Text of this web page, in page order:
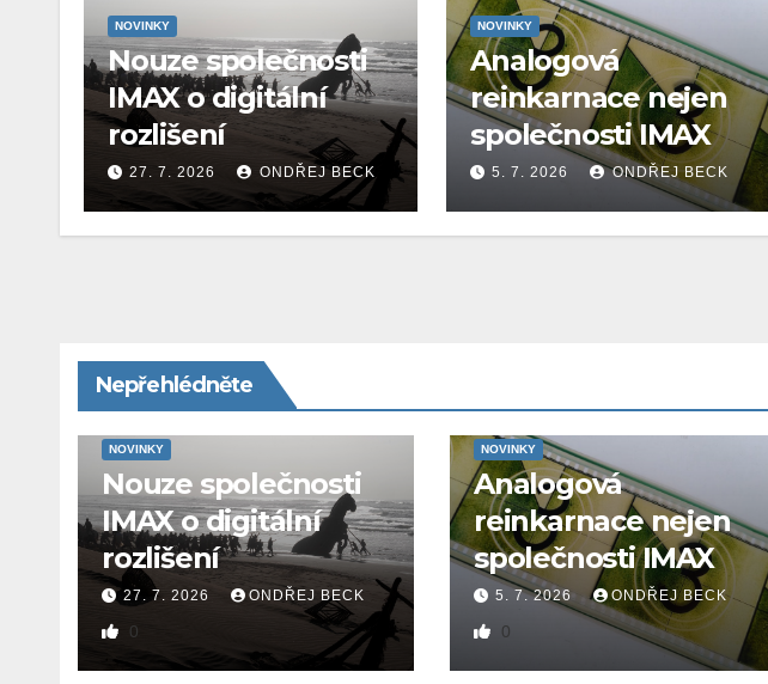
NOVINKY
Nouze společnosti
IMAX o digitální
rozlišení
27. 7. 2026 ONDŘEJ BECK
NOVINKY
Analogová
reinkarnace nejen
společnosti IMAX
5. 7. 2026 ONDŘEJ BECK
Nepřehlédněte
NOVINKY
Nouze společnosti
IMAX o digitální
rozlišení
27. 7. 2026 ONDŘEJ BECK
0
NOVINKY
Analogová
reinkarnace nejen
společnosti IMAX
5. 7. 2026 ONDŘEJ BECK
0